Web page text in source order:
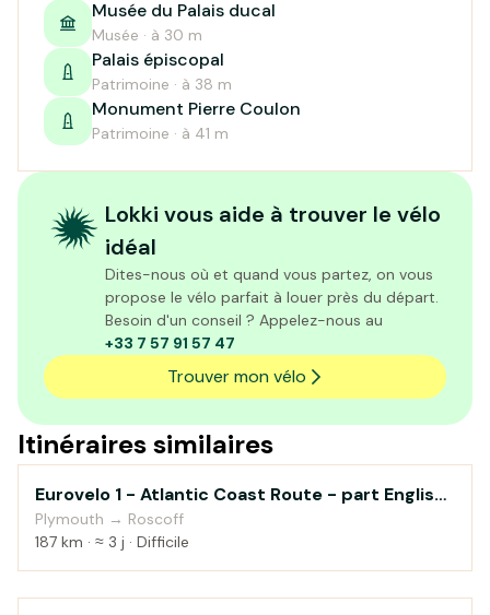
Musée du Palais ducal
Musée · à 30 m
Palais épiscopal
Patrimoine · à 38 m
Monument Pierre Coulon
Patrimoine · à 41 m
Lokki vous aide à trouver le vélo
idéal
Dites-nous où et quand vous partez, on vous
propose le vélo parfait à louer près du départ.
Besoin d'un conseil ? Appelez-nous au
+33 7 57 91 57 47
Trouver mon vélo
Itinéraires similaires
Campagne
Eurovelo 1 - Atlantic Coast Route - part English
Channel
Plymouth → Roscoff
187 km · ≈ 3 j · Difficile